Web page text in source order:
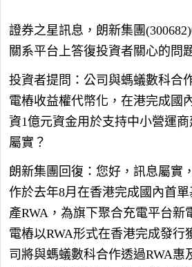
證券之星訊息，朗新集團
關系平台上答復投資者關心的問
投資者提問：公司與螞蟻數科合
電樁收益權代幣化，在港完成國
資1億元資金用於支持中小營運
屬實？
朗新集團回復：您好，訊息屬實
作於去年8月在香港完成國內首
產RWA，為旗下聚合充電平台新
電樁以RWA形式在香港完成發行
司將與螞蟻數科合作透過RWA惠